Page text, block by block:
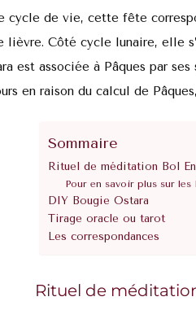
cycle de vie, cette fête
Côté cycle lunaire, elle
est associée à Pâques par
en raison du calcul de
Sommaire
Rituel de méditation Bol
Pour en savoir plus sur
DIY Bougie Ostara
Tirage oracle ou tarot
Les correspondances
Rituel de